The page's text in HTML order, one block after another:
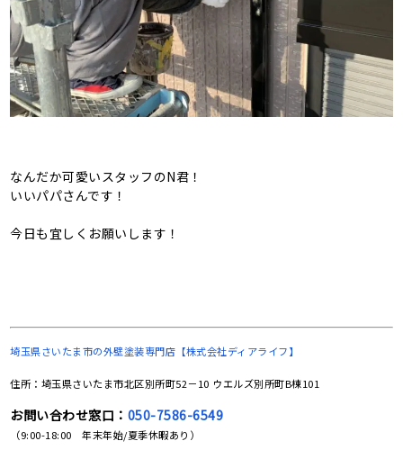
なんだか可愛いスタッフのN君！
いいパパさんです！
今日も宜しくお願いします！
埼玉県さいたま市の外壁塗装専門店【株式会社ディアライフ】
住所：埼玉県さいたま市北区別所町52－10 ウエルズ別所町B棟101
お問い合わせ窓口： 050-7586-6549
（9:00-18:00 年末年始/夏季休暇あり）